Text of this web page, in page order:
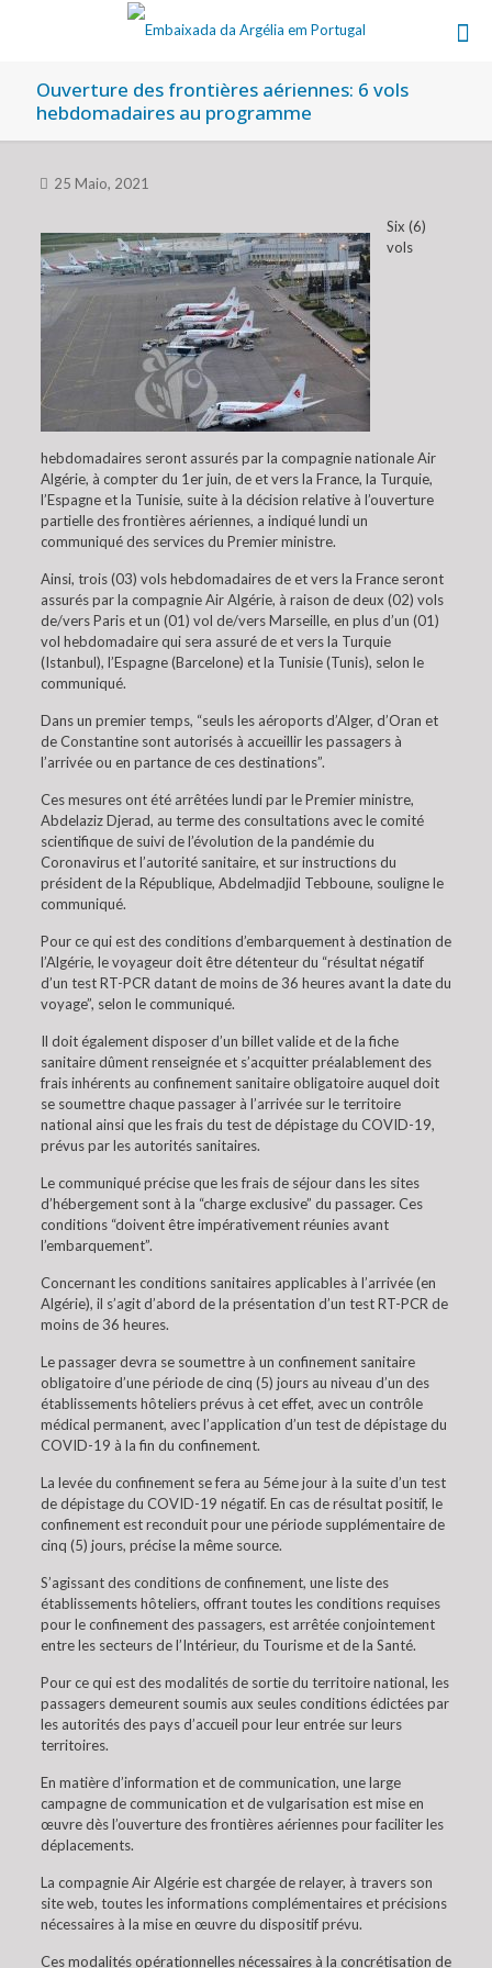
Ouverture des frontières aériennes: 6 vols
hebdomadaires au programme
25 Maio, 2021
Six (6)
vols
hebdomadaires seront assurés par la compagnie nationale Air
Algérie, à compter du 1er juin, de et vers la France, la Turquie,
l’Espagne et la Tunisie, suite à la décision relative à l’ouverture
partielle des frontières aériennes, a indiqué lundi un
communiqué des services du Premier ministre.
Ainsi, trois (03) vols hebdomadaires de et vers la France seront
assurés par la compagnie Air Algérie, à raison de deux (02) vols
de/vers Paris et un (01) vol de/vers Marseille, en plus d’un (01)
vol hebdomadaire qui sera assuré de et vers la Turquie
(Istanbul), l’Espagne (Barcelone) et la Tunisie (Tunis), selon le
communiqué.
Dans un premier temps, “seuls les aéroports d’Alger, d’Oran et
de Constantine sont autorisés à accueillir les passagers à
l’arrivée ou en partance de ces destinations”.
Ces mesures ont été arrêtées lundi par le Premier ministre,
Abdelaziz Djerad, au terme des consultations avec le comité
scientifique de suivi de l’évolution de la pandémie du
Coronavirus et l’autorité sanitaire, et sur instructions du
président de la République, Abdelmadjid Tebboune, souligne le
communiqué.
Pour ce qui est des conditions d’embarquement à destination de
l’Algérie, le voyageur doit être détenteur du “résultat négatif
d’un test RT-PCR datant de moins de 36 heures avant la date du
voyage”, selon le communiqué.
Il doit également disposer d’un billet valide et de la fiche
sanitaire dûment renseignée et s’acquitter préalablement des
frais inhérents au confinement sanitaire obligatoire auquel doit
se soumettre chaque passager à l’arrivée sur le territoire
national ainsi que les frais du test de dépistage du COVID-19,
prévus par les autorités sanitaires.
Le communiqué précise que les frais de séjour dans les sites
d’hébergement sont à la “charge exclusive” du passager. Ces
conditions “doivent être impérativement réunies avant
l’embarquement”.
Concernant les conditions sanitaires applicables à l’arrivée (en
Algérie), il s’agit d’abord de la présentation d’un test RT-PCR de
moins de 36 heures.
Le passager devra se soumettre à un confinement sanitaire
obligatoire d’une période de cinq (5) jours au niveau d’un des
établissements hôteliers prévus à cet effet, avec un contrôle
médical permanent, avec l’application d’un test de dépistage du
COVID-19 à la fin du confinement.
La levée du confinement se fera au 5éme jour à la suite d’un test
de dépistage du COVID-19 négatif. En cas de résultat positif, le
confinement est reconduit pour une période supplémentaire de
cinq (5) jours, précise la même source.
S’agissant des conditions de confinement, une liste des
établissements hôteliers, offrant toutes les conditions requises
pour le confinement des passagers, est arrêtée conjointement
entre les secteurs de l’Intérieur, du Tourisme et de la Santé.
Pour ce qui est des modalités de sortie du territoire national, les
passagers demeurent soumis aux seules conditions édictées par
les autorités des pays d’accueil pour leur entrée sur leurs
territoires.
En matière d’information et de communication, une large
campagne de communication et de vulgarisation est mise en
œuvre dès l’ouverture des frontières aériennes pour faciliter les
déplacements.
La compagnie Air Algérie est chargée de relayer, à travers son
site web, toutes les informations complémentaires et précisions
nécessaires à la mise en œuvre du dispositif prévu.
Ces modalités opérationnelles nécessaires à la concrétisation de